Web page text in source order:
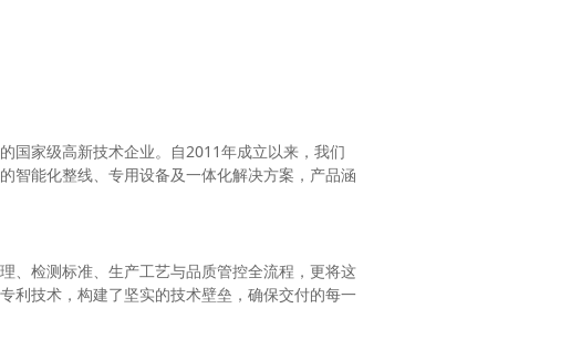
国家级高新技术企业。自2011年成立以来，我们
智能化整线、专用设备及一体化解决方案，产品涵
、检测标准、生产工艺与品质管控全流程，更将这
利技术，构建了坚实的技术壁垒，确保交付的每一